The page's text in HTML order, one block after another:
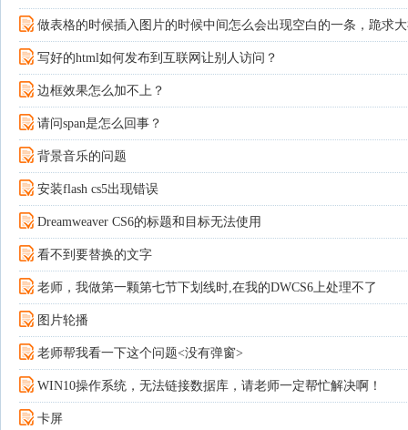
做表格的时候插入图片的时候中间怎么会出现空白的一条，跪求
写好的html如何发布到互联网让别人访问？
边框效果怎么加不上？
请问span是怎么回事？
背景音乐的问题
安装flash cs5出现错误
Dreamweaver CS6的标题和目标无法使用
看不到要替换的文字
老师，我做第一颗第七节下划线时,在我的DWCS6上处理不了
图片轮播
老师帮我看一下这个问题<没有弹窗>
WIN10操作系统，无法链接数据库，请老师一定帮忙解决啊！
卡屏